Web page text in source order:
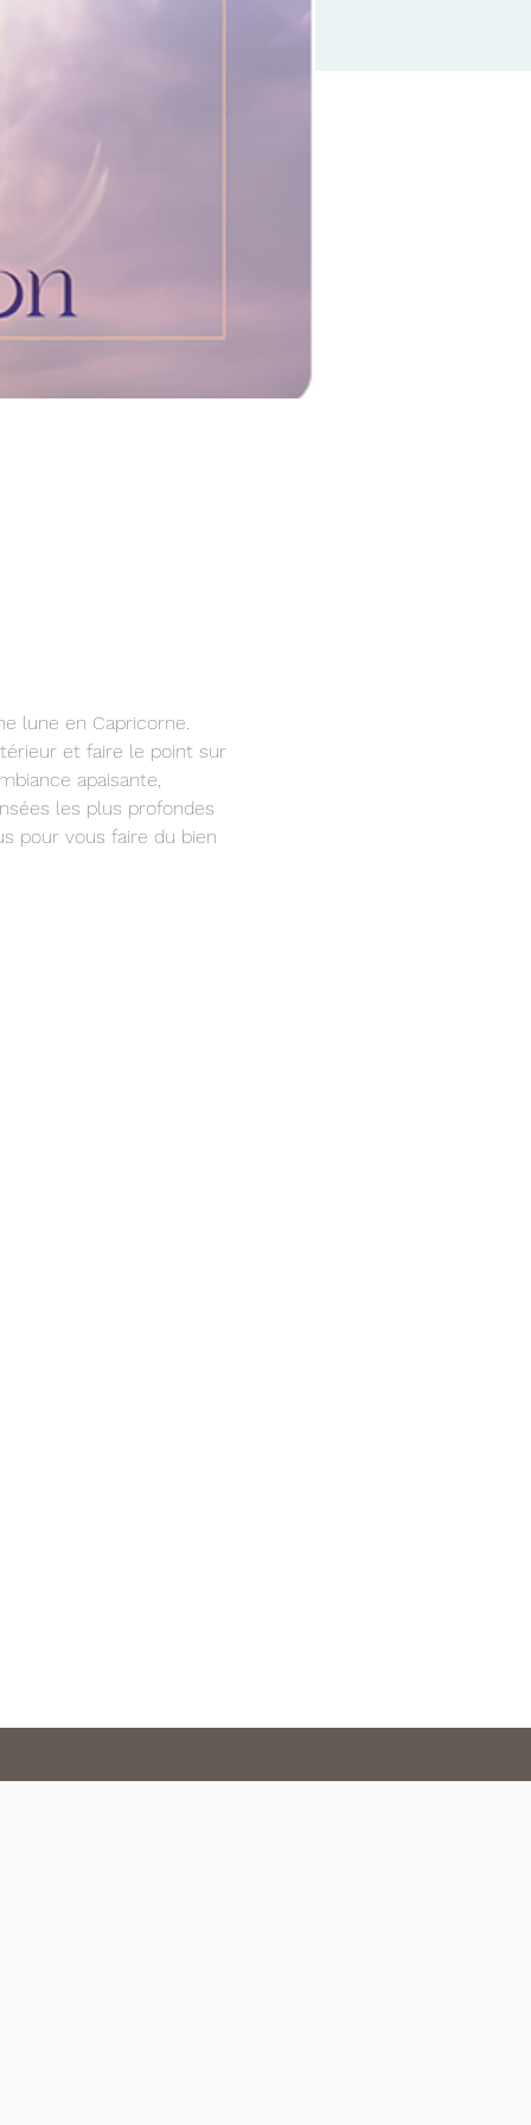
lune en Capricorne.
et faire le point sur
apaisante,
les plus profondes
pour vous faire du bien